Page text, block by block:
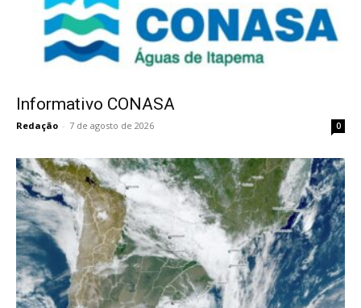
Informativo CONASA
Redação - 7 de agosto de 2026 0